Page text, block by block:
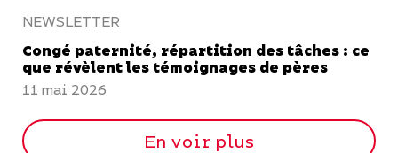
NEWSLETTER
Congé paternité, répartition des tâches : ce
que révèlent les témoignages de pères
11 mai 2026
En voir plus